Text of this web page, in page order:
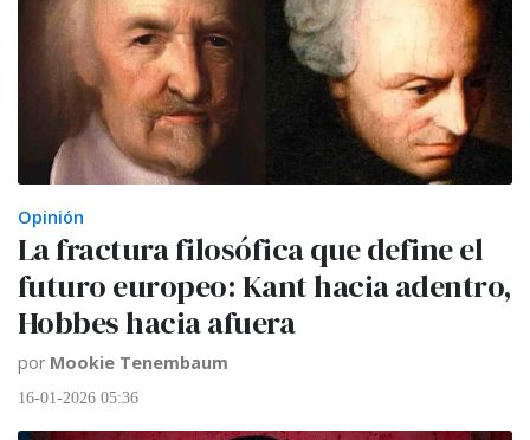
Opinión
La fractura filosófica que define el
futuro europeo: Kant hacia adentro,
Hobbes hacia afuera
por Mookie Tenembaum
16-01-2026 05:36